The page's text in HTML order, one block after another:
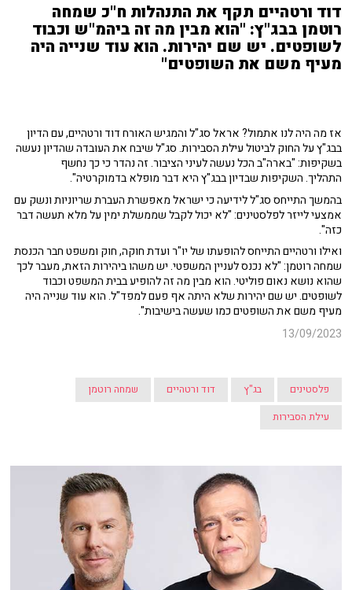
דוד ורטהיים תקף את התנהלות ח"כ שמחה
רוטמן בבג"ץ: "הוא מבין מה זה ביהמ"ש וכבוד
לשופטים. יש שם יהירות. הוא עוד שנייה היה
מעיף משם את השופטים"
אז מה היה לנו אתמול? אראל סג"ל והמגיש האורח דוד ורטהיים, עם הדיון
בבג"ץ על החוק לביטול עילת הסבירות. סג"ל שיבח את העובדה שהדיון נעשה
בשקיפות: "בארה"ב הכל נעשה לעיני הציבור. זה נהדר כי כך נחשף
התהליך. השקיפות שבדיון בבג"ץ היא דבר מופלא בדמוקרטיה".
בהמשך התייחס סג"ל לידיעה כי ישראל מאפשרת העברת שריוניות ונשק עם
אמצעי לייזר לפלסטינים: "לא יכול לקבל שממשלת ימין על מלא תעשה דבר
כזה".
ואילו ורטהיים התייחס להופעתו של יו"ר ועדת חוקה, חוק ומשפט חבר הכנסת
שמחה רוטמן: "לא נכנס לעניין המשפטי. יש משהו ביהירות הזאת, מעבר לכך
שהוא נושא נאום פוליטי. הוא מבין מה זה להופיע בבית המשפט וכבוד
לשופטים. יש שם יהירות שלא היתה אף פעם למפד"ל. הוא עוד שנייה היה
מעיף משם את השופטים כמו שעשה בישיבות".
13/09/2023
פלסטינים בג"ץ דוד ורטהיים
שמחה רוטמן
עילת הסבירות